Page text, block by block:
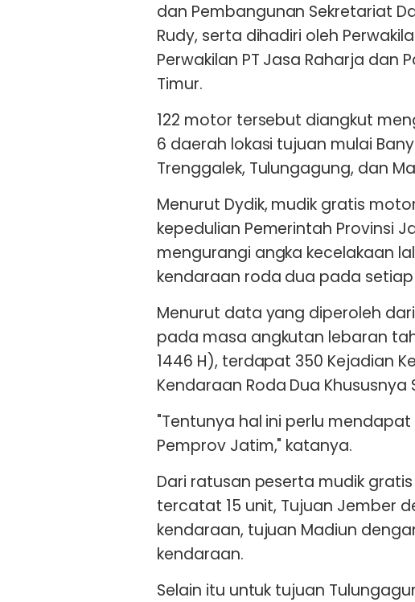
dan Pembangunan Sekretariat
Rudy, serta dihadiri oleh
Perwakilan PT Jasa Raharja dan
Timur.
122 motor tersebut diangkut
6 daerah lokasi tujuan mulai
Trenggalek, Tulungagung, dan
Menurut Dydik, mudik gratis
kepedulian Pemerintah Provinsi
mengurangi angka kecelakaan
kendaraan roda dua pada
Menurut data yang diperoleh
pada masa angkutan lebaran
1446 H), terdapat 350 Kejadian
Kendaraan Roda Dua Khususnya
"Tentunya hal ini perlu
Pemprov Jatim," katanya.
Dari ratusan peserta mudik
tercatat 15 unit, Tujuan Jember
kendaraan, tujuan Madiun
kendaraan.
Selain itu untuk tujuan